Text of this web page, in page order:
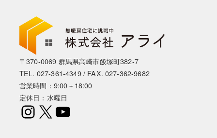
〒370-0069 群馬県高崎市飯塚町382-7
TEL. 027-361-4349/ FAX. 027-362-9682
営業時間：9:00～18:00
定休日：水曜日
Instagram
X YouTube